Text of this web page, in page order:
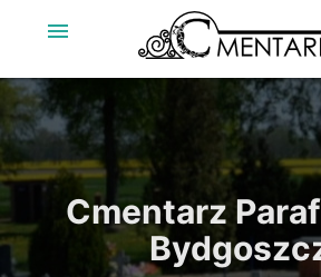
menu
Cmentarz